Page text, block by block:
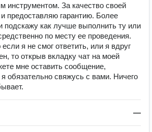
инструментом. За качество своей
предоставляю гарантию. Более
подскажу как лучше выполнить ту или
по месту ее проведения.
я не смог ответить, или я вдруг
то открыв вкладку чат на моей
мне оставить сообщение,
обязательно свяжусь с вами. Ничего
—